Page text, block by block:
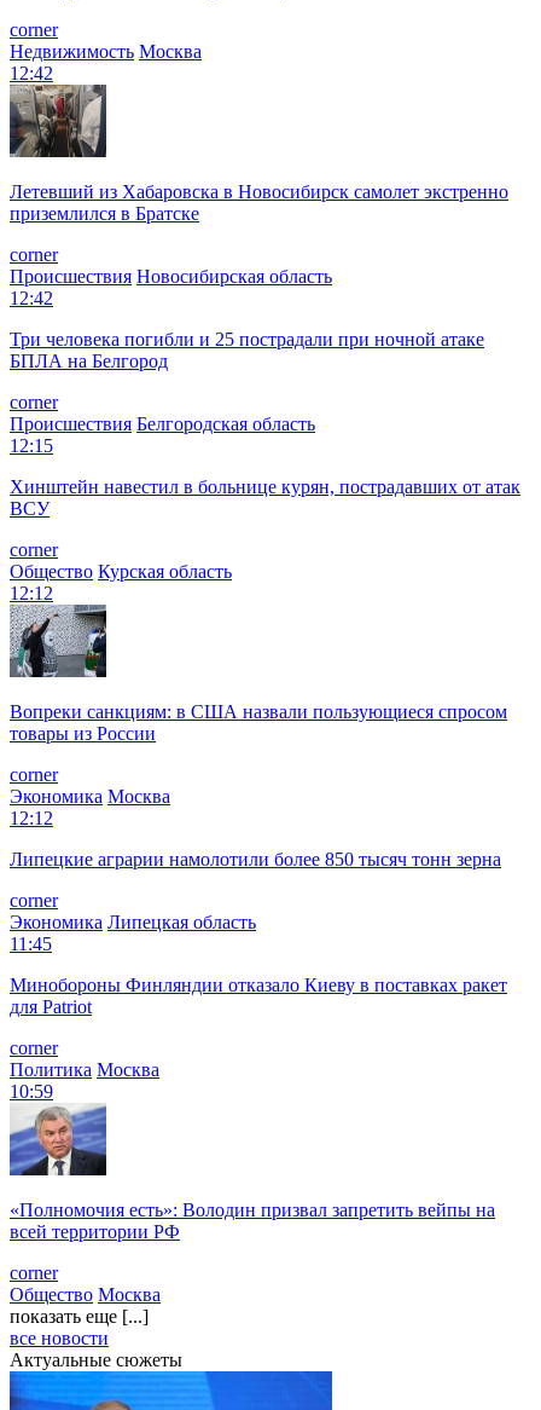
corner
Недвижимость Москва
12:42
Летевший из Хабаровска в Новосибирск самолет экстренно
приземлился в Братске
corner
Происшествия Новосибирская область
12:42
Три человека погибли и 25 пострадали при ночной атаке
БПЛА на Белгород
corner
Происшествия Белгородская область
12:15
Хинштейн навестил в больнице курян, пострадавших от атак
ВСУ
corner
Общество Курская область
12:12
Вопреки санкциям: в США назвали пользующиеся спросом
товары из России
corner
Экономика Москва
12:12
Липецкие аграрии намолотили более 850 тысяч тонн зерна
corner
Экономика Липецкая область
11:45
Минобороны Финляндии отказало Киеву в поставках ракет
для Patriot
corner
Политика Москва
10:59
«Полномочия есть»: Володин призвал запретить вейпы на
всей территории РФ
corner
Общество Москва
показать еще [...]
все новости
Актуальные сюжеты